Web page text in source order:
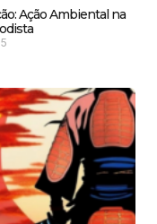
Ação Ambiental na